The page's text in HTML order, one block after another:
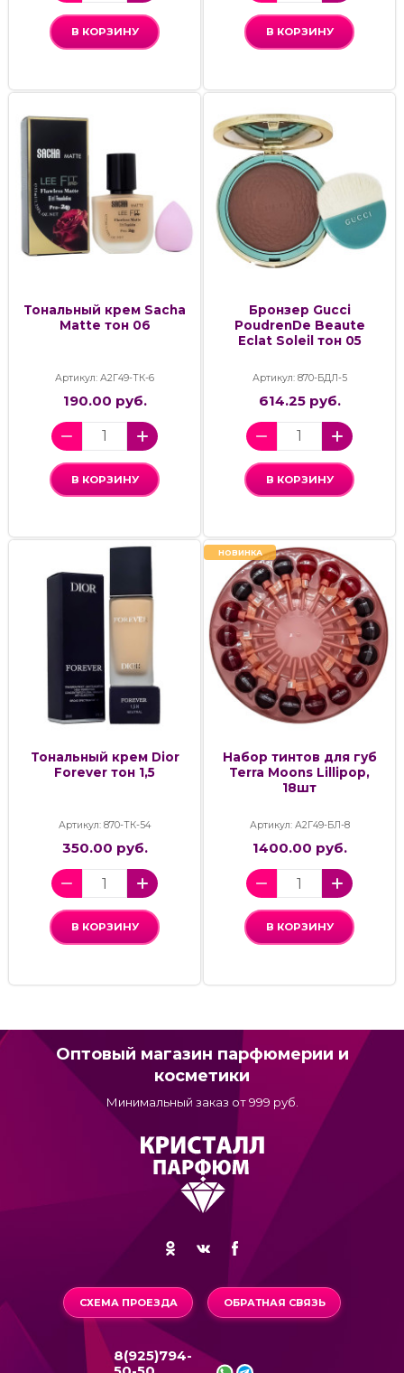
В КОРЗИНУ В КОРЗИНУ
Тональный крем Sacha
Matte тон 06
Артикул: А2Г49-ТК-6
190.00 руб.
В КОРЗИНУ
Бронзер Gucci
PoudrenDe Beaute
Eclat Soleil тон 05
Артикул: 870-БДЛ-5
614.25 руб.
В КОРЗИНУ
Тональный крем Dior
Forever тон 1,5
Артикул: 870-ТК-54
350.00 руб.
В КОРЗИНУ
НОВИНКА
Набор тинтов для губ
Terra Moons Lillipop,
18шт
Артикул: А2Г49-БЛ-8
1400.00 руб.
В КОРЗИНУ
Оптовый магазин парфюмерии и
косметики
Минимальный заказ от 999 руб.
СХЕМА ПРОЕЗДА ОБРАТНАЯ СВЯЗЬ
8(925)794-